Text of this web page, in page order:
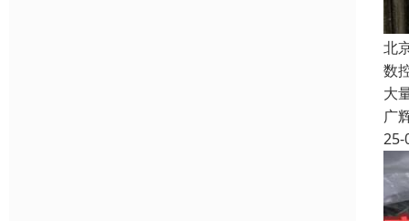
北
数
大
广
25-